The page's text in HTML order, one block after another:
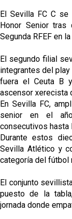
La revolución
FC
Análisis | El
contrastes
El Sevilla FC C
Honor Senior
Segunda RFEF en
El segundo filial
integrantes del play
fuera el Ceuta B
ascensor xerecista
En Sevilla FC,
senior en el año
consecutivos hasta
Durante estos
Sevilla Atlético y
categoría del fútbol
El conjunto
puesto de la
jornada donde